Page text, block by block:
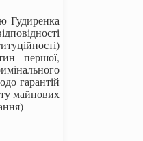
Гудиренка
першої,
гарантій
майнових